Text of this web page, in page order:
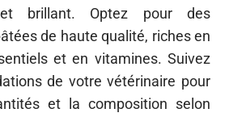
brillant. Optez pour des
de haute qualité, riches en
et en vitamines. Suivez
de votre vétérinaire pour
et la composition selon